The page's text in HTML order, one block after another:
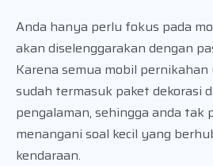
Anda hanya perlu fokus pada
akan diselenggarakan dengan
Karena semua mobil
sudah termasuk paket dekorasi
pengalaman, sehingga anda tak
menangani soal kecil yang
kendaraan.